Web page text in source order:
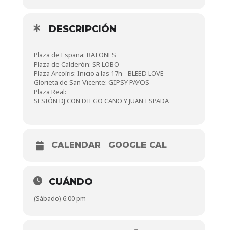
DESCRIPCIÓN
Plaza de España: RATONES
Plaza de Calderón: SR LOBO
Plaza Arcoíris: Inicio a las 17h - BLEED LOVE
Glorieta de San Vicente: GIPSY PAYOS
Plaza Real:
SESIÓN DJ CON DIEGO CANO Y JUAN ESPADA
CALENDAR GOOGLE CAL
CUÁNDO
(Sábado) 6:00 pm